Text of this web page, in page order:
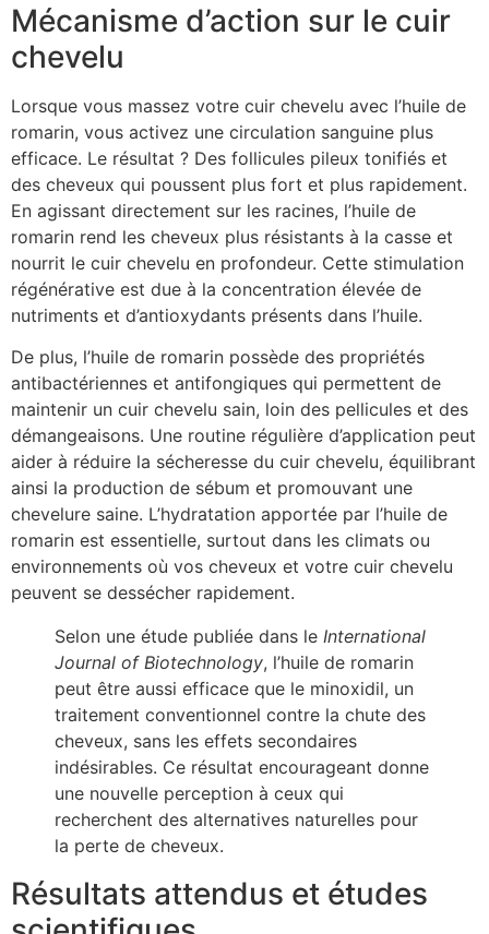
Mécanisme d’action sur le cuir
chevelu
Lorsque vous massez votre cuir chevelu avec l’huile de
romarin, vous activez une circulation sanguine plus
efficace. Le résultat ? Des follicules pileux tonifiés et
des cheveux qui poussent plus fort et plus rapidement.
En agissant directement sur les racines, l’huile de
romarin rend les cheveux plus résistants à la casse et
nourrit le cuir chevelu en profondeur. Cette stimulation
régénérative est due à la concentration élevée de
nutriments et d’antioxydants présents dans l’huile.
De plus, l’huile de romarin possède des propriétés
antibactériennes et antifongiques qui permettent de
maintenir un cuir chevelu sain, loin des pellicules et des
démangeaisons. Une routine régulière d’application peut
aider à réduire la sécheresse du cuir chevelu, équilibrant
ainsi la production de sébum et promouvant une
chevelure saine. L’hydratation apportée par l’huile de
romarin est essentielle, surtout dans les climats ou
environnements où vos cheveux et votre cuir chevelu
peuvent se dessécher rapidement.
Selon une étude publiée dans le International
Journal of Biotechnology, l’huile de romarin
peut être aussi efficace que le minoxidil, un
traitement conventionnel contre la chute des
cheveux, sans les effets secondaires
indésirables. Ce résultat encourageant donne
une nouvelle perception à ceux qui
recherchent des alternatives naturelles pour
la perte de cheveux.
Résultats attendus et études